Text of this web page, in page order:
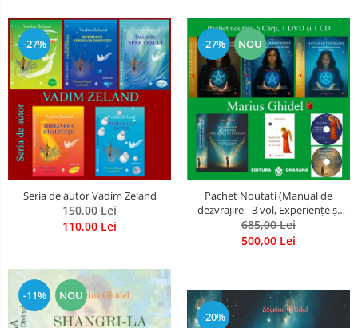
-27%
Seria de autor Vadim Zeland
150,00 Lei
110,00 Lei
-27% NOU
Pachet Noutati (Manual de
dezvrajire - 3 vol, Experiențe și
amintiri, Rugăciunile
Luceafarului de dimineata) -
685,00 Lei
500,00 Lei
-11% NOU
-20%